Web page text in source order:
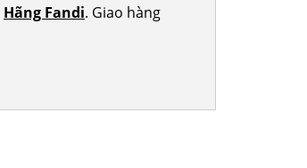
Hãng Fandi. Giao hàng